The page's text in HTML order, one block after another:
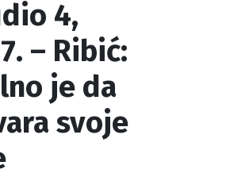
4,
– Ribić:
je da
svoje